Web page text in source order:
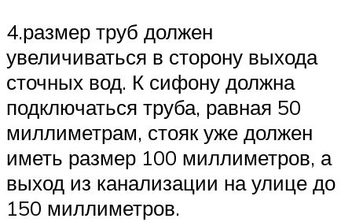
4.размер труб должен
увеличиваться в сторону выхода
сточных вод. К сифону должна
подключаться труба, равная 50
миллиметрам, стояк уже должен
иметь размер 100 миллиметров, а
выход из канализации на улице до
150 миллиметров.